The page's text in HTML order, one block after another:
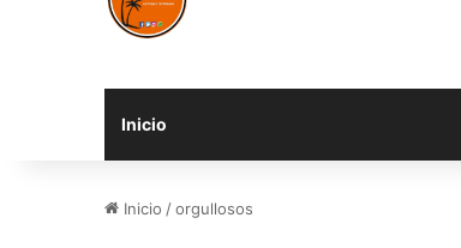
Inicio
Inicio /orgullosos